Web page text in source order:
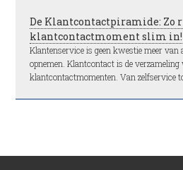
De Klantcontactpiramide: Zo
klantcontactmoment slim in!
Klantenservice is geen kwestie meer van
opnemen. Klantcontact is de verzameling
klantcontactmomenten. Van zelfservice